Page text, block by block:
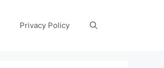
Privacy Policy